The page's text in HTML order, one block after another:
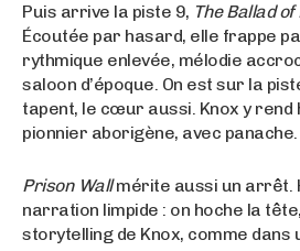
Puis arrive la piste 9, The Ballad
Écoutée par hasard, elle frappe
rythmique enlevée, mélodie
saloon d’époque. On est sur la
tapent, le cœur aussi. Knox y rend
pionnier aborigène, avec panache.
Prison Wallmérite aussi un arrêt.
narration limpide : on hoche la
storytelling de Knox, comme dans